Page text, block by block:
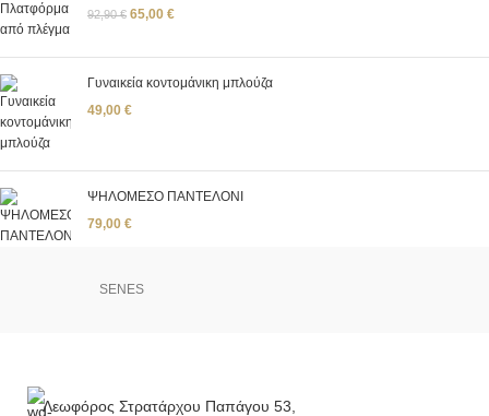
92,90€ 65,00 €
Γυναικεία κοντομάνικη μπλούζα
49,00 €
ΨΗΛΟΜΕΣΟ ΠΑΝΤΕΛΟΝΙ
79,00 €
SENES
Λεωφόρος Στρατάρχου Παπάγου 53,